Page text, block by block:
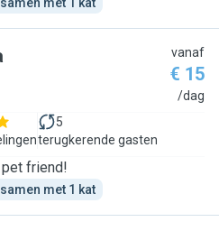
vanaf
€ 15
/dag
5
terugkerende gasten
pet friend!
met 1 kat